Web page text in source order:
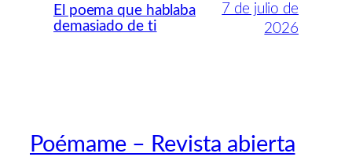
El poema que hablaba
demasiado de ti
7 de julio de
2026
Poémame – Revista abierta